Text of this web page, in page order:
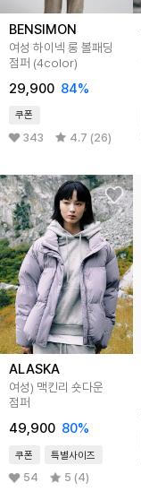
BENSIMON
여성 하이넥 롱 볼패딩
점퍼 (4color)
29,900 84%
쿠폰
343 4.7 (26)
ALASKA
여성) 맥킨리 숏다운
점퍼
49,900 80%
쿠폰 특별사이즈
54 5 (4)